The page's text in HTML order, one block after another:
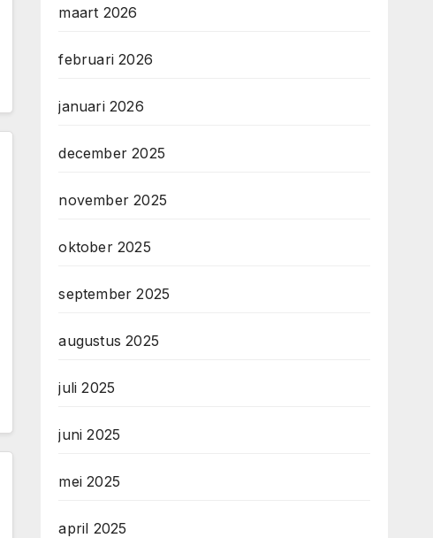
maart 2026
februari 2026
januari 2026
december 2025
november 2025
oktober 2025
september 2025
augustus 2025
juli 2025
juni 2025
mei 2025
april 2025